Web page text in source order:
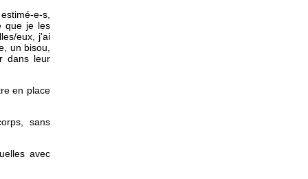
e-s,
que je les
eux, j'ai
un bisou,
dans leur
en place
sans
avec